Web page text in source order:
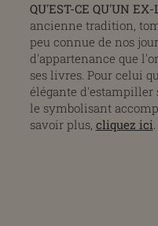
QU'EST-CE QU'UN EX-
ancienne tradition,
peu connue de nos
d'appartenance que
ses livres. Pour celui
élégante d'estampiller
le symbolisant
savoir plus, cliquez ici.